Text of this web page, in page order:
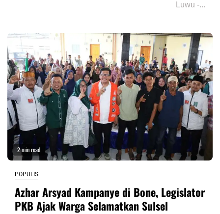
Luwu -...
2 min read
POPULIS
Azhar Arsyad Kampanye di Bone, Legislator
PKB Ajak Warga Selamatkan Sulsel